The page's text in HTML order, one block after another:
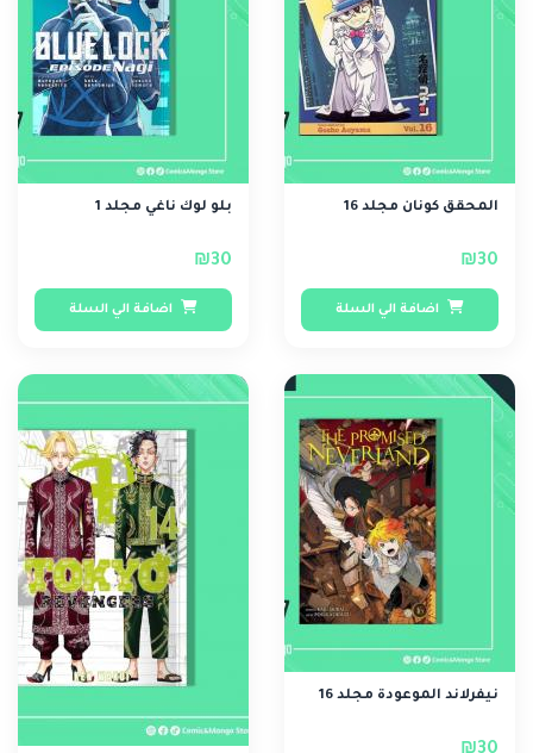
المحقق كونان مجلد 16
₪30
اضافة الي السلة
بلو لوك ناغي مجلد 1
₪30
اضافة الي السلة
نيفرلاند الموعودة مجلد 16